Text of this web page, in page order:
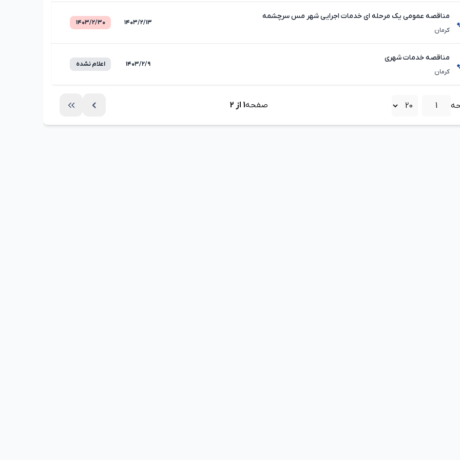
مناقصه عمومی یک مرحله ای خدمات اجرایی شهر مس سرچشمه
کرمان
۱۴۰۳/۲/۱۳ ۱۴۰۳/۲/۳۰
مناقصه خدمات شهری
کرمان
۱۴۰۳/۲/۹ اعلام نشده
صفحه1 از 2